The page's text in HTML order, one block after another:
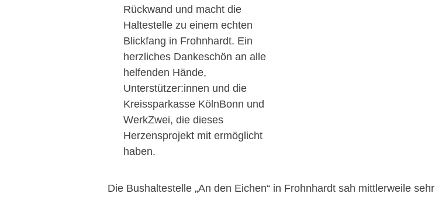
Rückwand und macht die
Haltestelle zu einem echten
Blickfang in Frohnhardt. Ein
herzliches Dankeschön an alle
helfenden Hände,
Unterstützer:innen und die
Kreissparkasse KölnBonn und
WerkZwei, die dieses
Herzensprojekt mit ermöglicht
haben.
Die Bushaltestelle „An den Eichen“ in Frohnhardt sah mittlerweile sehr